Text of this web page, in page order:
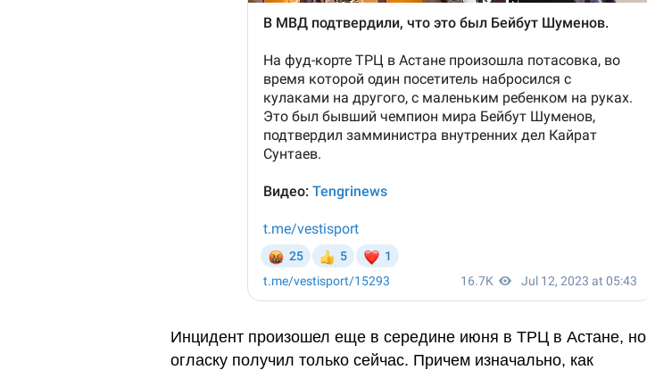
Инцидент произошел еще в середине июня в ТРЦ в Астане, но
огласку получил только сейчас. Причем изначально, как